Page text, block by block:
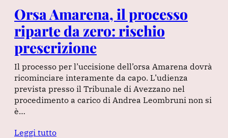
Orsa Amarena, il processo
riparte da zero: rischio
prescrizione
Il processo per l’uccisione dell’orsa Amarena dovrà
ricominciare interamente da capo. L’udienza
prevista presso il Tribunale di Avezzano nel
procedimento a carico di Andrea Leombruni non si
è…
Leggi tutto